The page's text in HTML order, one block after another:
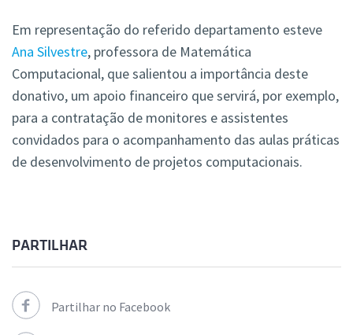
Em representação do referido departamento esteve
Ana Silvestre, professora de Matemática
Computacional, que salientou a importância deste
donativo, um apoio financeiro que servirá, por exemplo,
para a contratação de monitores e assistentes
convidados para o acompanhamento das aulas práticas
de desenvolvimento de projetos computacionais.
PARTILHAR
Partilhar no Facebook